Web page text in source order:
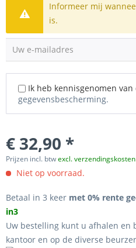
Informeer mij
is.
Uw e-mailadres
Ik heb kennisgenomen
gegevensbescherming.
€ 32,90 *
Prijzen incl. btwexcl. verzendingskosten
Niet op voorraad.
Betaal in 3 keer met 0% rente
in3
Uw bestelling kunt u afhalen en
kantoor en op de diverse